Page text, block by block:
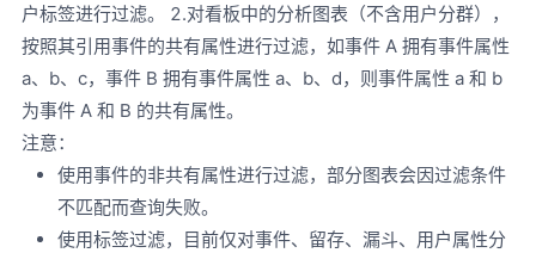
户标签进行过滤。 2.对看板中的分析图表（不含用户分群），
按照其引用事件的共有属性进行过滤，如事件 A 拥有事件属性
a、b、c，事件 B 拥有事件属性 a、b、d，则事件属性 a 和 b
为事件 A 和 B 的共有属性。
注意：
使用事件的非共有属性进行过滤，部分图表会因过滤条件
不匹配而查询失败。
使用标签过滤，目前仅对事件、留存、漏斗、用户属性分